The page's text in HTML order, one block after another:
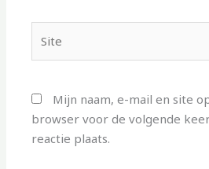
Mijn naam, e-mail en site
browser voor de volgende
reactie plaats.